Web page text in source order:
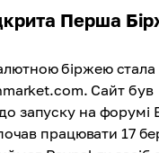
Перша
біржею
Сайт був
запуску на форумі
працювати 17